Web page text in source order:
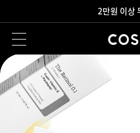
2만원 이상
새로워진 회원 혜